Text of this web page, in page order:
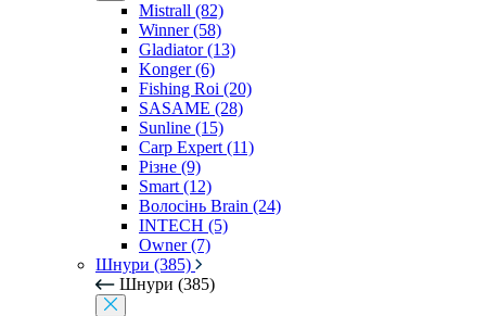
Mistrall (82)
Winner (58)
Gladiator (13)
Konger (6)
Fishing Roi (20)
SASAME (28)
Sunline (15)
Carp Expert (11)
Різне (9)
Smart (12)
Волосінь Brain (24)
INTECH (5)
Owner (7)
Шнури (385)
Шнури (385)